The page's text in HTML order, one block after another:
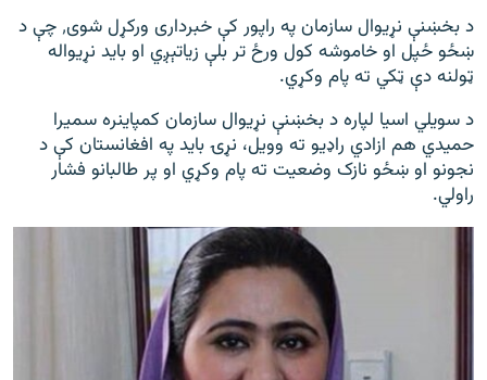
د بخښنې نړیوال سازمان په راپور کې خبرداری ورکړل شوی٬ چې د
ښځو ځپل او خاموشه کول ورځ تر بلې زیاتېږي او باید نړیواله
ټولنه دې ټکي ته پام وکړي.
د سویلي اسیا لپاره د بخښنې نړیوال سازمان کمپاینره سمیرا
حمیدي هم ازادي راډیو ته وویل، نړۍ باید په افغانستان کې د
نجونو او ښځو نازک وضعیت ته پام وکړي او پر طالبانو فشار
راولي.